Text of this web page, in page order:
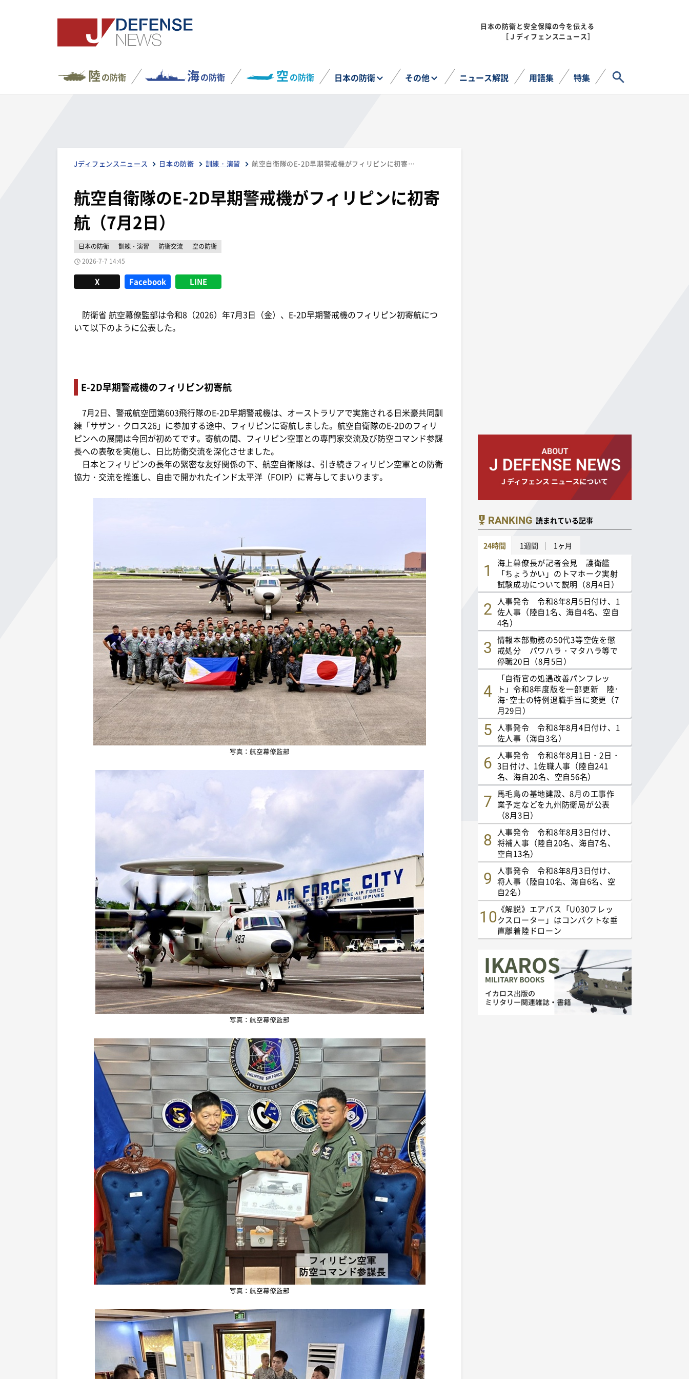
日本の防衛と安全保障の今を伝える
［Ｊディフェンスニュース］
陸の防衛 海の防衛 空の防衛 日本の防衛 その他 ニュース解説 用語集 特集
Jディフェンスニュース 日本の防衛 訓練・演習 航空自衛隊のE-2D早期警戒機がフィリピンに初寄航（7月2日）
航空自衛隊のE-2D早期警戒機がフィリピンに初寄
航（7月2日）
日本の防衛 訓練・演習 防衛交流
空の防衛
2026-7-7 14:45
X Facebook LINE
防衛省 航空幕僚監部は令和8（2026）年7月3日（金）、E-2D早期警戒機のフィリピン初寄航につ
いて以下のように公表した。
E-2D早期警戒機のフィリピン初寄航
7月2日、警戒航空団第603飛行隊のE-2D早期警戒機は、オーストラリアで実施される日米豪共同訓
練「サザン・クロス26」に参加する途中、フィリピンに寄航しました。航空自衛隊のE-2Dのフィリ
ピンへの展開は今回が初めてです。寄航の間、フィリピン空軍との専門家交流及び防空コマンド参謀
長への表敬を実施し、日比防衛交流を深化させました。
日本とフィリピンの長年の緊密な友好関係の下、航空自衛隊は、引き続きフィリピン空軍との防衛
協力・交流を推進し、自由で開かれたインド太平洋（FOIP）に寄与してまいります。
写真：航空幕僚監部
写真：航空幕僚監部
写真：航空幕僚監部
RANKING 読まれている記事
24時間 1週間 1ヶ月
海上幕僚長が記者会見 護衛艦
「ちょうかい」のトマホーク実射
試験成功について説明（8月4日）
人事発令 令和8年8月5日付け、1
佐人事（陸自1名、海自4名、空自
4名）
情報本部勤務の50代3等空佐を懲
戒処分 パワハラ・マタハラ等で
停職20日（8月5日）
「自衛官の処遇改善パンフレッ
ト」令和8年度版を一部更新 陸･
海･空士の特例退職手当に変更（7
月29日）
人事発令 令和8年8月4日付け、1
佐人事（海自3名）
人事発令 令和8年8月1日・2日・
3日付け、1佐職人事（陸自241
名、海自20名、空自56名）
馬毛島の基地建設、8月の工事作
業予定などを九州防衛局が公表
（8月3日）
人事発令 令和8年8月3日付け、
将補人事（陸自20名、海自7名、
空自13名）
人事発令 令和8年8月3日付け、
将人事（陸自10名、海自6名、空
自2名）
《解説》エアバス「U030フレッ
クスローター」はコンパクトな垂
直離着陸ドローン